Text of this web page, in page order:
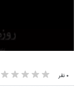
۰ نفر